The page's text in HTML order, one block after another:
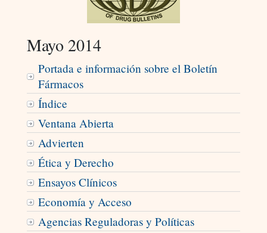
Mayo 2014
Portada e información sobre el Boletín
Fármacos
Índice
Ventana Abierta
Advierten
Ética y Derecho
Ensayos Clínicos
Economía y Acceso
Agencias Reguladoras y Políticas